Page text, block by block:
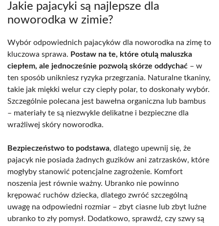
Jakie pajacyki są najlepsze dla
noworodka w zimie?
Wybór odpowiednich pajacyków dla noworodka na zimę to
kluczowa sprawa. Postaw na te, które otulą maluszka
ciepłem, ale jednocześnie pozwolą skórze oddychać – w
ten sposób unikniesz ryzyka przegrzania. Naturalne tkaniny,
takie jak miękki welur czy ciepły polar, to doskonały wybór.
Szczególnie polecana jest bawełna organiczna lub bambus
– materiały te są niezwykle delikatne i bezpieczne dla
wrażliwej skóry noworodka.
Bezpieczeństwo to podstawa, dlatego upewnij się, że
pajacyk nie posiada żadnych guzików ani zatrzasków, które
mogłyby stanowić potencjalne zagrożenie. Komfort
noszenia jest równie ważny. Ubranko nie powinno
krępować ruchów dziecka, dlatego zwróć szczególną
uwagę na odpowiedni rozmiar – zbyt ciasne lub zbyt luźne
ubranko to zły pomysł. Dodatkowo, sprawdź, czy szwy są